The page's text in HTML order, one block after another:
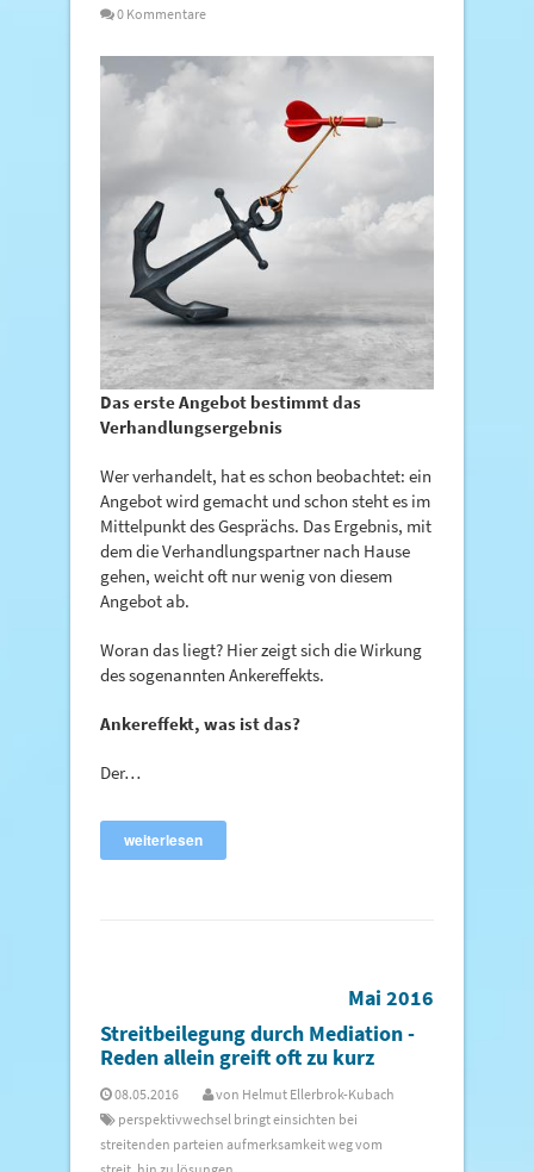
0 Kommentare
Das erste Angebot bestimmt das
Verhandlungsergebnis
Wer verhandelt, hat es schon beobachtet: ein
Angebot wird gemacht und schon steht es im
Mittelpunkt des Gesprächs. Das Ergebnis, mit
dem die Verhandlungspartner nach Hause
gehen, weicht oft nur wenig von diesem
Angebot ab.
Woran das liegt? Hier zeigt sich die Wirkung
des sogenannten Ankereffekts.
Ankereffekt, was ist das?
Der…
weiterlesen
Mai 2016
Streitbeilegung durch Mediation -
Reden allein greift oft zu kurz
08.05.2016 von Helmut Ellerbrok-Kubach
perspektivwechsel bringt einsichten bei
streitenden parteien aufmerksamkeit weg vom